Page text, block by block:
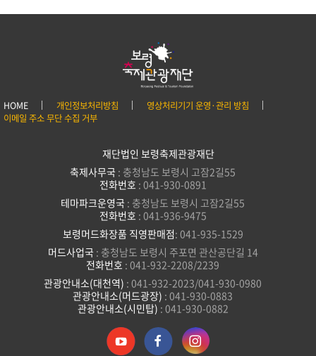
HOME 개인정보처리방침
영상처리기기 운영·관리 방침
이메일 주소 무단 수집 거부
재단법인 보령축제관광재단
축제사무국 : 충청남도 보령시 고잠2길55
전화번호 : 041-930-0891
테마파크운영국 : 충청남도 보령시 고잠2길55
전화번호 : 041-936-9475
보령머드화장품 직영판매점: 041-935-1529
머드사업국 : 충청남도 보령시 주포면 관산공단길 14
전화번호 : 041-932-2208/2239
관광안내소(대천역) : 041-932-2023/041-930-0980
관광안내소(머드광장) : 041-930-0883
관광안내소(시민탑) : 041-930-0882